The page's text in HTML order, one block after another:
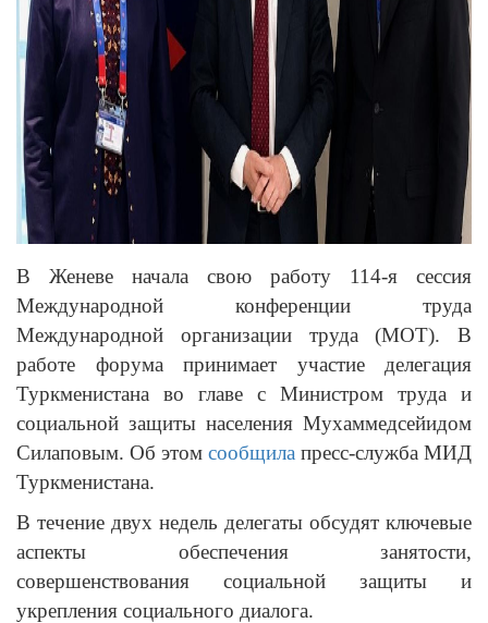
В Женеве начала свою работу 114-я сессия
Международной конференции труда
Международной организации труда (МОТ). В
работе форума принимает участие делегация
Туркменистана во главе с Министром труда и
социальной защиты населения Мухаммедсейидом
Силаповым. Об этом сообщила пресс-служба МИД
Туркменистана.
В течение двух недель делегаты обсудят ключевые
аспекты обеспечения занятости,
совершенствования социальной защиты и
укрепления социального диалога.